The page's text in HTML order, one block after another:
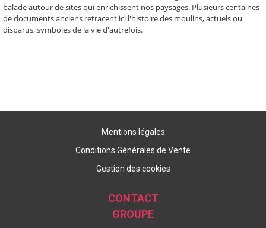
balade autour de sites qui enrichissent nos paysages. Plusieurs centaines
de documents anciens retracent ici l'histoire des moulins, actuels ou
disparus, symboles de la vie d'autrefois.
Mentions légales
Conditions Générales de Vente
Gestion des cookies
CONTACT
GROUPE